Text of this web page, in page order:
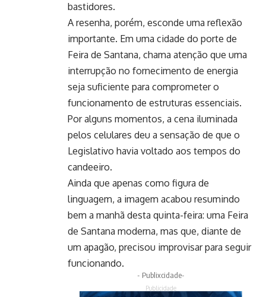
bastidores.
A resenha, porém, esconde uma reflexão
importante. Em uma cidade do porte de
Feira de Santana, chama atenção que uma
interrupção no fornecimento de energia
seja suficiente para comprometer o
funcionamento de estruturas essenciais.
Por alguns momentos, a cena iluminada
pelos celulares deu a sensação de que o
Legislativo havia voltado aos tempos do
candeeiro.
Ainda que apenas como figura de
linguagem, a imagem acabou resumindo
bem a manhã desta quinta-feira: uma Feira
de Santana moderna, mas que, diante de
um apagão, precisou improvisar para seguir
funcionando.
- Publixcidade-
Publicidade